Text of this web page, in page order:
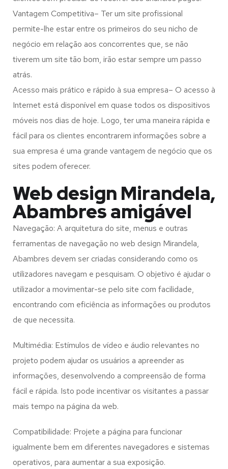
Vantagem Competitiva– Ter um site profissional
permite-lhe estar entre os primeiros do seu nicho de
negócio em relação aos concorrentes que, se não
tiverem um site tão bom, irão estar sempre um passo
atrás.
Acesso mais prático e rápido à sua empresa– O acesso à
Internet está disponível em quase todos os dispositivos
móveis nos dias de hoje. Logo, ter uma maneira rápida e
fácil para os clientes encontrarem informações sobre a
sua empresa é uma grande vantagem de negócio que os
sites podem oferecer.
Web design Mirandela,
Abambres amigável
Navegação: A arquitetura do site, menus e outras
ferramentas de navegação no web design Mirandela,
Abambres devem ser criadas considerando como os
utilizadores navegam e pesquisam. O objetivo é ajudar o
utilizador a movimentar-se pelo site com facilidade,
encontrando com eficiência as informações ou produtos
de que necessita.
Multimédia: Estímulos de vídeo e áudio relevantes no
projeto podem ajudar os usuários a apreender as
informações, desenvolvendo a compreensão de forma
fácil e rápida. Isto pode incentivar os visitantes a passar
mais tempo na página da web.
Compatibilidade: Projete a página para funcionar
igualmente bem em diferentes navegadores e sistemas
operativos, para aumentar a sua exposição.